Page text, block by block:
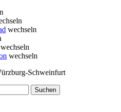
wechseln
wechseln
wechseln
Schweinfurt